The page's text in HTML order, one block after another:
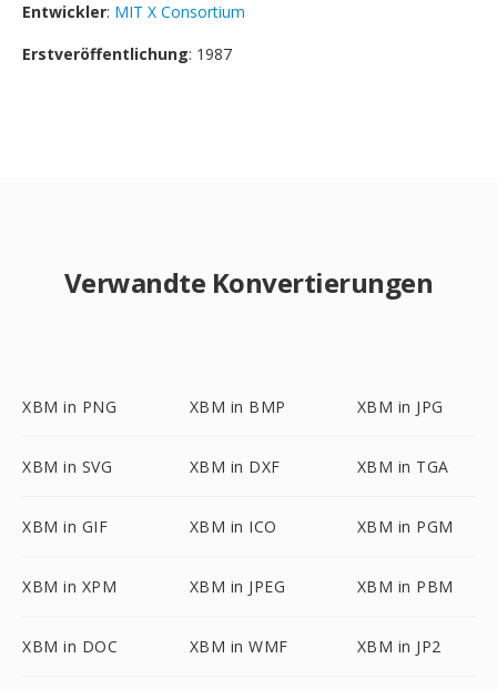
Entwickler: MIT X Consortium
Erstveröffentlichung: 1987
Verwandte Konvertierungen
XBM in PNG XBM in BMP XBM in JPG
XBM in SVG XBM in DXF XBM in TGA
XBM in GIF XBM in ICO XBM in PGM
XBM in XPM XBM in JPEG XBM in PBM
XBM in DOC XBM in WMF XBM in JP2